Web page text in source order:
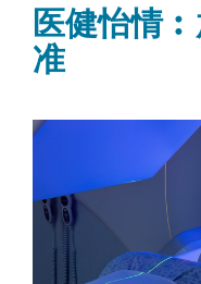
医健怡情
准